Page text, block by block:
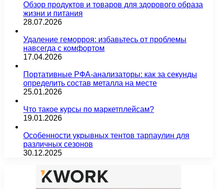
Обзор продуктов и товаров для здорового образа
жизни и питания
28.07.2026
Удаление геморроя: избавьтесь от проблемы
навсегда с комфортом
17.04.2026
Портативные РФА-анализаторы: как за секунды
определить состав металла на месте
25.01.2026
Что такое курсы по маркетплейсам?
19.01.2026
Особенности укрывных тентов тарпаулин для
различных сезонов
30.12.2025